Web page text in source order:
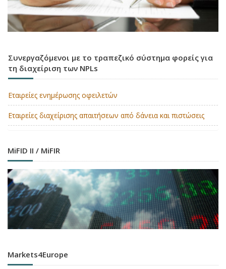
Συνεργαζόμενοι με το τραπεζικό σύστημα φορείς για
τη διαχείριση των NPLs
Εταιρείες ενημέρωσης οφειλετών
Εταιρείες διαχείρισης απαιτήσεων από δάνεια και πιστώσεις
MiFID II / MiFIR
Markets4Europe